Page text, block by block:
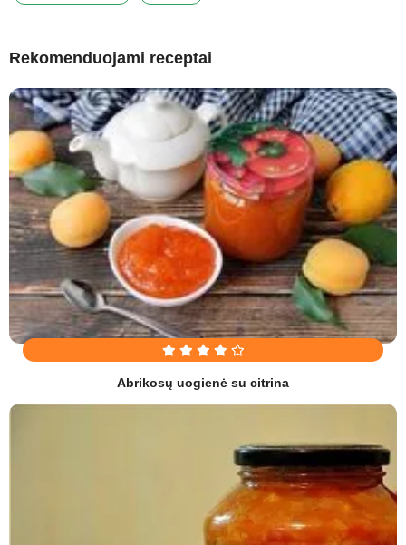
Rekomenduojami receptai
Abrikosų uogienė su citrina